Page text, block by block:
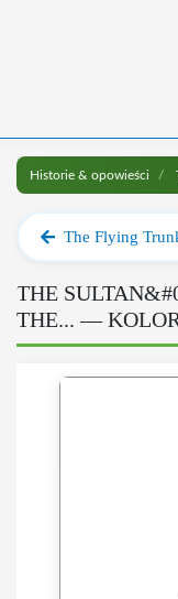
Historie & opowieści
The Flying
THE
THE... —